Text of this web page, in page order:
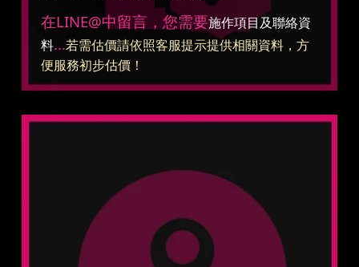
在LINE@中留言，您需要施作項目及聯絡資
料...若需估價請依照客服提示提供相關資料，方
便服務初步估價！